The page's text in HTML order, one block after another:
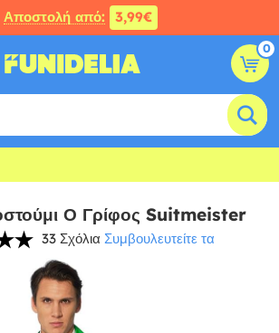
Αποστολή από: 3,99€
0
Ο Γρίφος Suitmeister
33 Σχόλια Συμβουλευτείτε τα